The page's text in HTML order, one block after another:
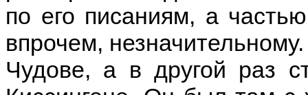
по его писаниям, а
впрочем,
Чудове, а в другой раз